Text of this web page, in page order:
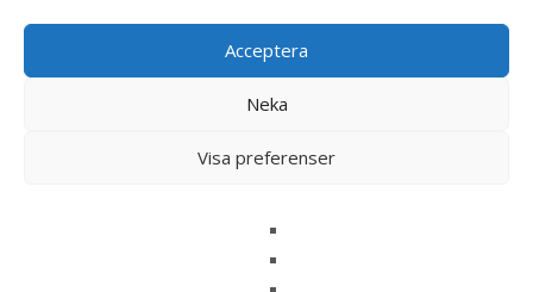
Acceptera
Neka
Visa preferenser
Bli först med att recensera ”Strålrudbeckia
‘Goldsturm’, frö – Fröer”